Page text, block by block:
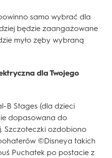
samo wybrać dla
będzie zaangażowane
myło zęby wybraną
dla Twojego
B Stages (dla dzieci
dopasowana do
Szczoteczki ozdobiono
©Disneya takich
Puchatek po postacie z